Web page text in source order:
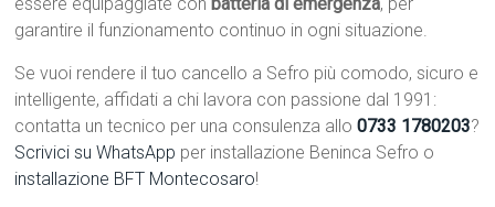
garantire il funzionamento continuo in ogni situazione.
Se vuoi rendere il tuo cancello a Sefro più comodo, sicuro e
intelligente, affidati a chi lavora con passione dal 1991:
contatta un tecnico per una consulenza allo0733 1780203?
Scrivici su WhatsApp per installazione Beninca Sefro o
installazione BFT Montecosaro!